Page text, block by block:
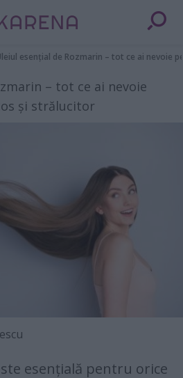
esențial de Rozmarin – tot ce ai nevoie
– tot ce ai nevoie
și strălucitor
esențială pentru orice